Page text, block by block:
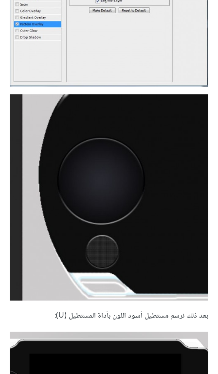
بعد ذلك نرسم مستطيل أسود اللون بأداة المستطيل (U):